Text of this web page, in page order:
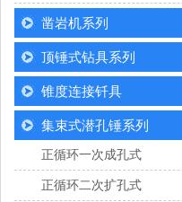
凿岩机系列
顶锤式钻具系列
锥度连接钎具
集束式潜孔锤系列
正循环一次成孔式
正循环二次扩孔式